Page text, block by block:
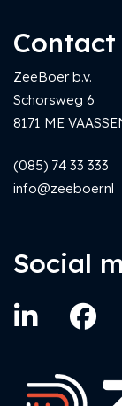
Contact
ZeeBoer b.v.
Schorsweg 6
8171 ME
(085) 74 33 333
info@zeeboer.nl
Social